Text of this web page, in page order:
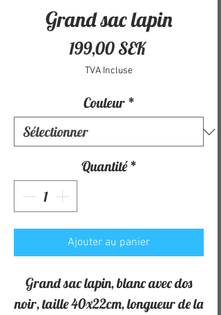
Grand sac lapin
199,00 SEKPrix
TVA Incluse
Couleur *
Quantité *
Ajouter au panier
Grand sac lapin, blanc avec dos
noir, taille 40x22cm, longueur de la